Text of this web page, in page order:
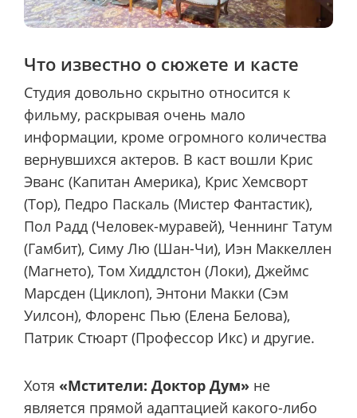
Что известно о сюжете и касте
Студия довольно скрытно относится к
фильму, раскрывая очень мало
информации, кроме огромного количества
вернувшихся актеров. В каст вошли Крис
Эванс (Капитан Америка), Крис Хемсворт
(Тор), Педро Паскаль (Мистер Фантастик),
Пол Радд (Человек-муравей), Ченнинг Татум
(Гамбит), Симу Лю (Шан-Чи), Иэн Маккеллен
(Магнето), Том Хиддлстон (Локи), Джеймс
Марсден (Циклоп), Энтони Макки (Сэм
Уилсон), Флоренс Пью (Елена Белова),
Патрик Стюарт (Профессор Икс) и другие.
Хотя «Мстители: Доктор Дум» не
является прямой адаптацией какого-либо